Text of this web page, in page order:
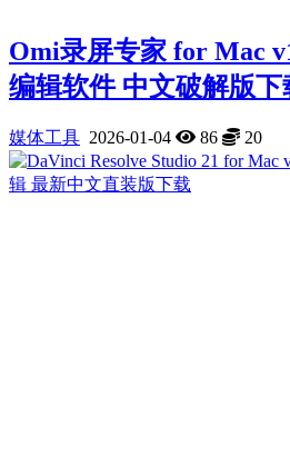
Omi录屏专家 for Mac
编辑软件‬ 中文破解版下
媒体工具 2026-01-04 86 20